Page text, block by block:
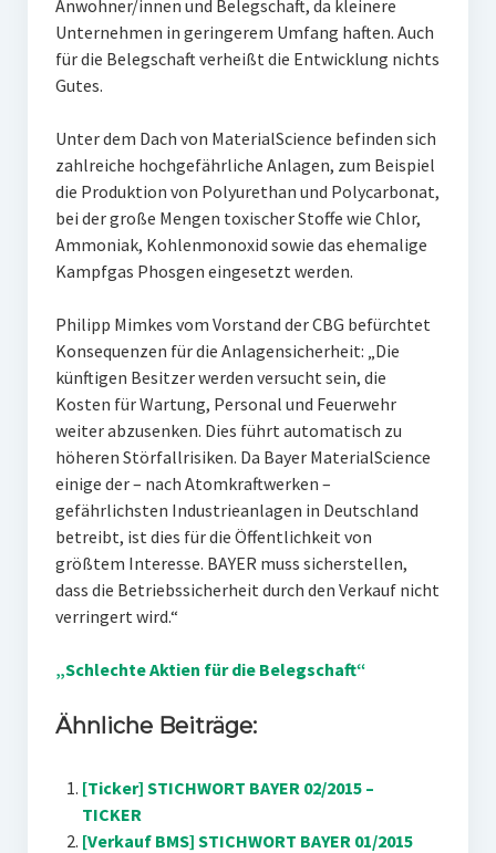
Anwohner/innen und Belegschaft, da kleinere
Unternehmen in geringerem Umfang haften. Auch
für die Belegschaft verheißt die Entwicklung nichts
Gutes.
Unter dem Dach von MaterialScience befinden sich
zahlreiche hochgefährliche Anlagen, zum Beispiel
die Produktion von Polyurethan und Polycarbonat,
bei der große Mengen toxischer Stoffe wie Chlor,
Ammoniak, Kohlenmonoxid sowie das ehemalige
Kampfgas Phosgen eingesetzt werden.
Philipp Mimkes vom Vorstand der CBG befürchtet
Konsequenzen für die Anlagensicherheit: „Die
künftigen Besitzer werden versucht sein, die
Kosten für Wartung, Personal und Feuerwehr
weiter abzusenken. Dies führt automatisch zu
höheren Störfallrisiken. Da Bayer MaterialScience
einige der – nach Atomkraftwerken –
gefährlichsten Industrieanlagen in Deutschland
betreibt, ist dies für die Öffentlichkeit von
größtem Interesse. BAYER muss sicherstellen,
dass die Betriebssicherheit durch den Verkauf nicht
verringert wird.“
„Schlechte Aktien für die Belegschaft“
Ähnliche Beiträge:
[Ticker] STICHWORT BAYER 02/2015 –
TICKER
[Verkauf BMS] STICHWORT BAYER 01/2015